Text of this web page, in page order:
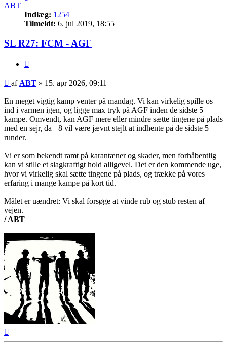
ABT
Indlæg: 1254
Tilmeldt: 6. jul 2019, 18:55
SL R27: FCM - AGF
Indlæg
af ABT » 15. apr 2026, 09:11
En meget vigtig kamp venter på mandag. Vi kan virkelig spille os
ind i varmen igen, og ligge max tryk på AGF inden de sidste 5
kampe. Omvendt, kan AGF mere eller mindre sætte tingene på plads
med en sejr, da +8 vil være jævnt stejlt at indhente på de sidste 5
runder.
Vi er som bekendt ramt på karantæner og skader, men forhåbentlig
kan vi stille et slagkraftigt hold alligevel. Det er den kommende uge,
hvor vi virkelig skal sætte tingene på plads, og trække på vores
erfaring i mange kampe på kort tid.
Målet er uændret: Vi skal forsøge at vinde rub og stub resten af
vejen.
/ ABT